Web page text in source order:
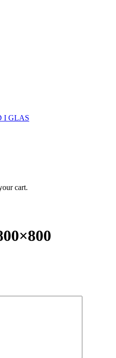
I GLAS
cart.